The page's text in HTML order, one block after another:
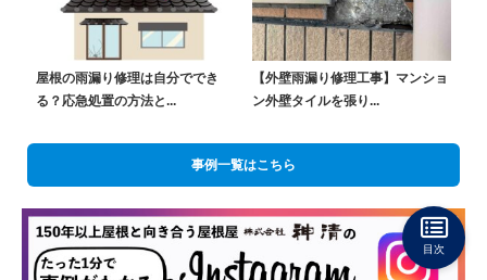
屋根の雨漏り修理は自分ででき
る？応急処置の方法と...
【外壁雨漏り修理工事】マンショ
ン外壁タイルを張り...
事例一覧はこちら
目次